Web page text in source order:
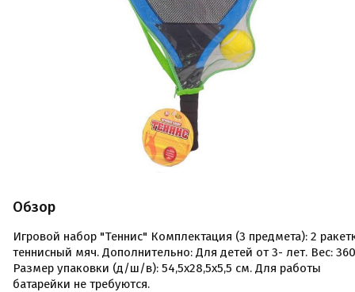
Обзор
Игровой набор "Теннис" Комплектация (3 предмета): 2
теннисный мяч. Дополнительно: Для детей от 3- лет. Вес:
Размер упаковки (д/ш/в): 54,5x28,5x5,5 см. Для работы
батарейки не требуются.